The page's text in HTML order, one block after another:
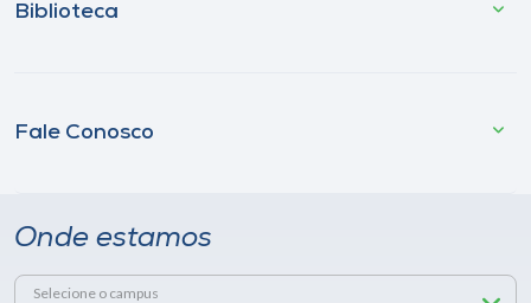
Biblioteca
Fale Conosco
Onde estamos
Selecione o campus